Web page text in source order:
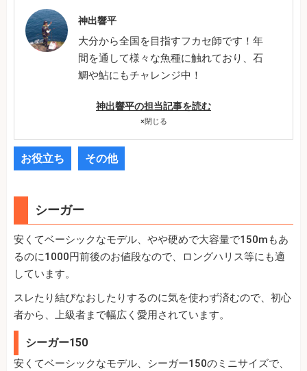
神出響平
大分から全国を目指すフカセ師です！年
間を通して様々な魚種に触れており、石
鯛や鮎にもチャレンジ中！
神出響平の担当記事を読む
×閉じる
お役立ち その他
シーガー
安くてベーシックなモデル、やや硬めで大容量で150mもあ
るのに1000円前後のお値段なので、ロングハリス等にも適
しています。
スレたり結びなおしたりするのに気を使わず済むので、初心
者から、上級者まで幅広く愛用されています。
シーガー150
安くてベーシックなモデル、シーガー150のミニサイズで、